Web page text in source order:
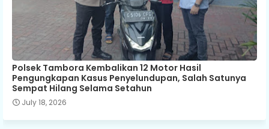
Polsek Tambora Kembalikan 12 Motor Hasil
Pengungkapan Kasus Penyelundupan, Salah Satunya
Sempat Hilang Selama Setahun
July 18, 2026